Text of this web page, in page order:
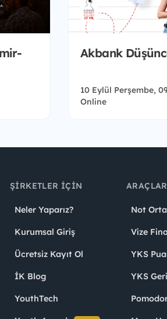
Akbank
10 Eylül Perşembe,
Online
ŞIRKETLER İÇIN
Neler Yaparız?
Kurumsal Giriş
Ücretsiz Kayıt Ol
İK Blog
YouthTech
ARAÇLAR
Not
Vize
YKS
YKS